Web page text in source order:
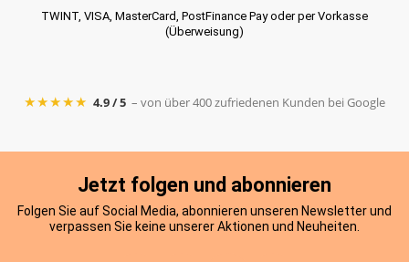
TWINT, VISA, MasterCard, PostFinance Pay oder per Vorkasse
(Überweisung)
★★★★★ 4.9 / 5 – von über 400 zufriedenen Kunden bei Google
Jetzt folgen und abonnieren
Folgen Sie auf Social Media, abonnieren unseren Newsletter und
verpassen Sie keine unserer Aktionen und Neuheiten.